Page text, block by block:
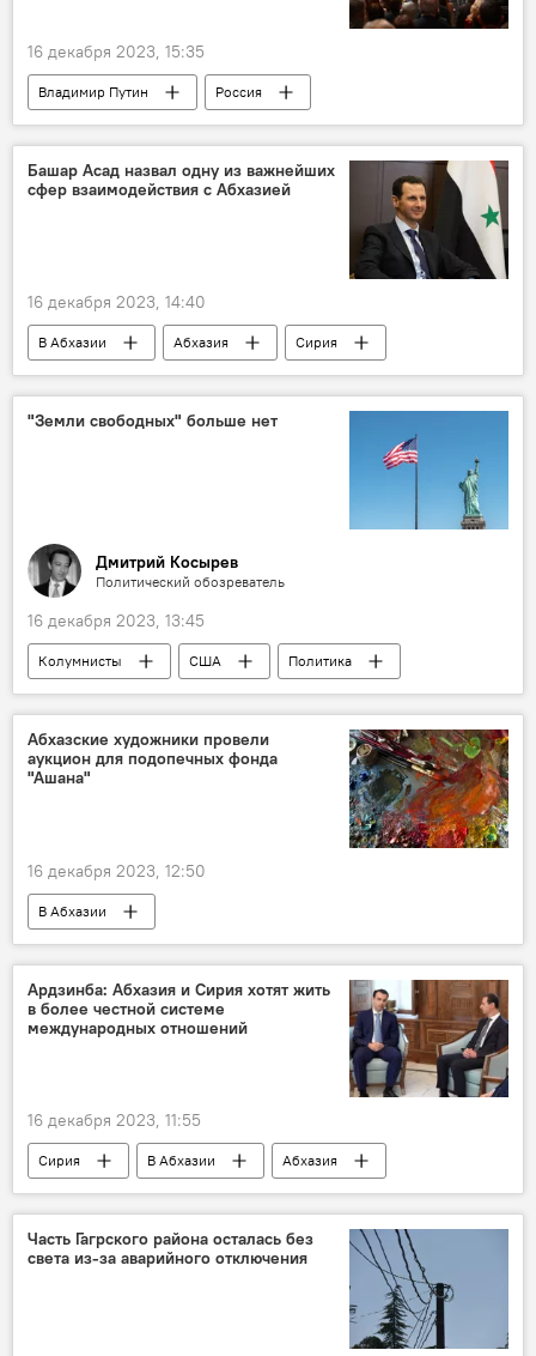
16 декабря 2023, 15:35
Владимир Путин
Россия
президенты
президентские выборы
Политика
Выборы президента России
Башар Асад назвал одну из важнейших
сфер взаимодействия с Абхазией
16 декабря 2023, 14:40
В Абхазии Абхазия
Сирия
Башар Асад
Инал Ардзинба
Политика
"Земли свободных" больше нет
Дмитрий Косырев
Политический обозреватель
16 декабря 2023, 13:45
Колумнисты США
Политика
В мире
Абхазские художники провели
аукцион для подопечных фонда
"Ашана"
16 декабря 2023, 12:50
В Абхазии
Культурно-благотворительный фонд "Ашана"
благотворительность
Абхазия
дети
Культура
Ардзинба: Абхазия и Сирия хотят жить
в более честной системе
международных отношений
16 декабря 2023, 11:55
Сирия В Абхазии
Абхазия
Инал Ардзинба
Политика
Башар Асад
Часть Гагрского района осталась без
света из-за аварийного отключения